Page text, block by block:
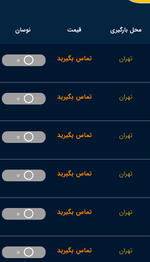
محل بارگیری قیمت نوسان
تهران تماس بگیرید
تهران تماس بگیرید
تهران تماس بگیرید
تهران تماس بگیرید
تهران تماس بگیرید
تهران تماس بگیرید